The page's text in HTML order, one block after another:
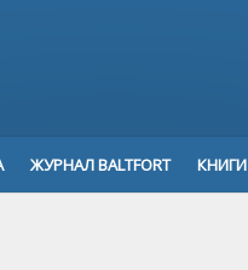
ЖУРНАЛ BALTFORT КНИГИ